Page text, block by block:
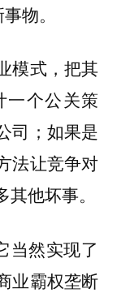
物。
模式，把其
一个公关策
司；如果是
法让竞争对
他坏事。
当然实现了
业霸权垄断